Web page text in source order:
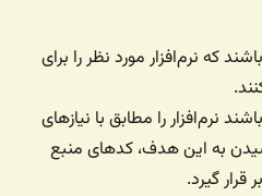
که نرم‌افزار مورد نظر را برای
نرم‌افزار را مطابق با نیازهای
به این هدف، کدهای منبع
قرار گیرد.